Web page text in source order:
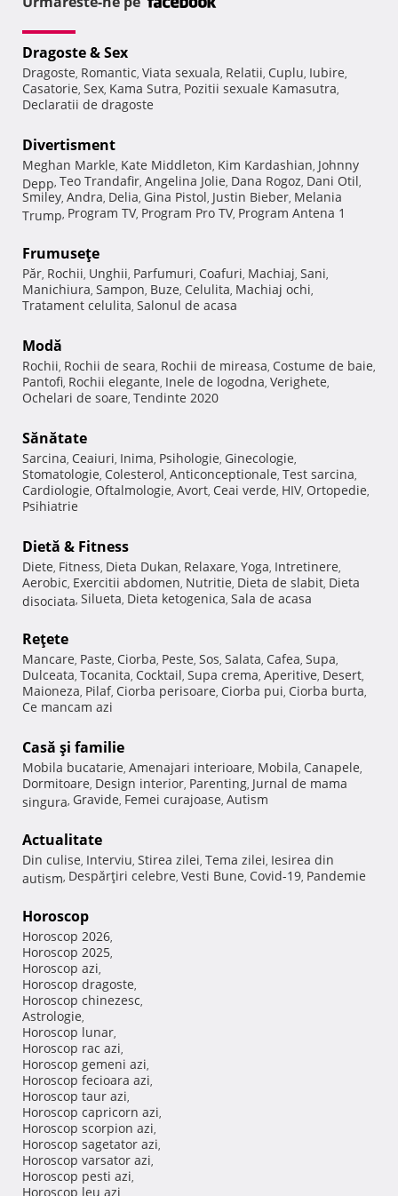
Dragoste & Sex
Dragoste, Romantic, Viata sexuala, Relatii, Cuplu, Iubire,
Casatorie, Sex, Kama Sutra, Pozitii sexuale Kamasutra,
Declaratii de dragoste
Divertisment
Meghan Markle, Kate Middleton, Kim Kardashian, Johnny
Depp, Teo Trandafir, Angelina Jolie, Dana Rogoz, Dani Otil,
Smiley, Andra, Delia, Gina Pistol, Justin Bieber, Melania
Trump, Program TV, Program Pro TV, Program Antena 1
Frumuseţe
Păr, Rochii, Unghii, Parfumuri, Coafuri, Machiaj, Sani,
Manichiura, Sampon, Buze, Celulita, Machiaj ochi,
Tratament celulita, Salonul de acasa
Modă
Rochii, Rochii de seara, Rochii de mireasa, Costume de baie,
Pantofi, Rochii elegante, Inele de logodna, Verighete,
Ochelari de soare, Tendinte 2020
Sănătate
Sarcina, Ceaiuri, Inima, Psihologie, Ginecologie,
Stomatologie, Colesterol, Anticonceptionale, Test sarcina,
Cardiologie, Oftalmologie, Avort, Ceai verde, HIV, Ortopedie,
Psihiatrie
Dietă & Fitness
Diete, Fitness, Dieta Dukan, Relaxare, Yoga, Intretinere,
Aerobic, Exercitii abdomen, Nutritie, Dieta de slabit, Dieta
disociata, Silueta, Dieta ketogenica, Sala de acasa
Reţete
Mancare, Paste, Ciorba, Peste, Sos, Salata, Cafea, Supa,
Dulceata, Tocanita, Cocktail, Supa crema, Aperitive, Desert,
Maioneza, Pilaf, Ciorba perisoare, Ciorba pui, Ciorba burta,
Ce mancam azi
Casă şi familie
Mobila bucatarie, Amenajari interioare, Mobila, Canapele,
Dormitoare, Design interior, Parenting, Jurnal de mama
singura, Gravide, Femei curajoase, Autism
Actualitate
Din culise, Interviu, Stirea zilei, Tema zilei, Iesirea din
autism, Despărţiri celebre, Vesti Bune, Covid-19, Pandemie
Horoscop
Horoscop 2026,
Horoscop 2025,
Horoscop azi,
Horoscop dragoste,
Horoscop chinezesc,
Astrologie,
Horoscop lunar,
Horoscop rac azi,
Horoscop gemeni azi,
Horoscop fecioara azi,
Horoscop taur azi,
Horoscop capricorn azi,
Horoscop scorpion azi,
Horoscop sagetator azi,
Horoscop varsator azi,
Horoscop pesti azi,
Horoscop leu azi